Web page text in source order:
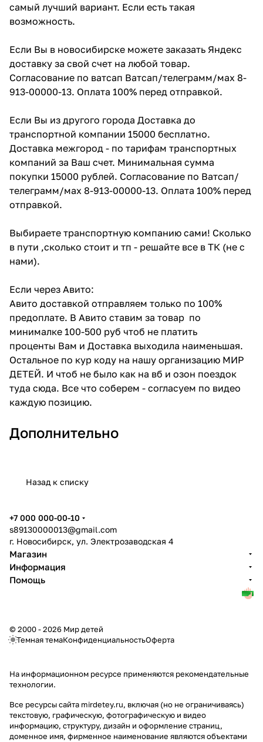
самый лучший вариант. Если есть такая
возможность.
Если Вы в новосибирске можете заказать Яндекс
доставку за свой счет на любой товар.
Согласование по ватсап Ватсап/телеграмм/мах 8-
913-00000-13. Оплата 100% перед отправкой.
Если Вы из другого города Доставка до
транспортной компании 15000 бесплатно.
Доставка межгород - по тарифам транспортных
компаний за Ваш счет. Минимальная сумма
покупки 15000 рублей. Согласование по Ватсап/
телеграмм/мах 8-913-00000-13. Оплата 100% перед
отправкой.
Выбираете транспортную компанию сами! Сколько
в пути ,сколько стоит и тп - решайте все в ТК (не с
нами).
Если через Авито:
Авито доставкой отправляем только по 100%
предоплате. В Авито ставим за товар по
минималке 100-500 руб чтоб не платить
проценты Вам и Доставка выходила наименьшая.
Остальное по кур коду на нашу организацию МИР
ДЕТЕЙ. И чтоб не было как на вб и озон поездок
туда сюда. Все что соберем - согласуем по видео
каждую позицию.
Дополнительно
Назад к списку
+7 000 000-00-10
s89130000013@gmail.com
г. Новосибирск, ул. Электрозаводская 4
Магазин
Информация
Помощь
© 2000 - 2026 Мир детей
Темная темаКонфиденциальностьОферта
На информационном ресурсе применяются рекомендательные
технологии.
Все ресурсы сайта mirdetey.ru, включая (но не ограничиваясь)
текстовую, графическую, фотографическую и видео
информацию, структуру, дизайн и оформление страниц,
доменное имя, фирменное наименование являются объектами